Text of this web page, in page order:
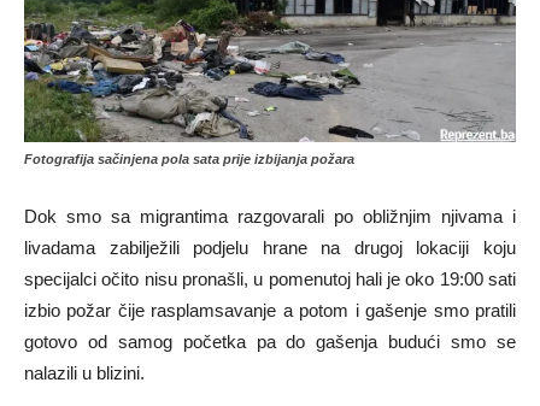
Fotografija sačinjena pola sata prije izbijanja požara
Dok smo sa migrantima razgovarali po obližnjim njivama i
livadama zabilježili podjelu hrane na drugoj lokaciji koju
specijalci očito nisu pronašli, u pomenutoj hali je oko 19:00 sati
izbio požar čije rasplamsavanje a potom i gašenje smo pratili
gotovo od samog početka pa do gašenja budući smo se
nalazili u blizini.